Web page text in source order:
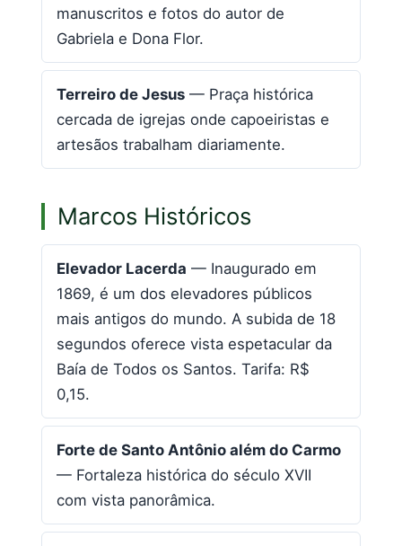
manuscritos e fotos do autor de
Gabriela e Dona Flor.
Terreiro de Jesus — Praça histórica
cercada de igrejas onde capoeiristas e
artesãos trabalham diariamente.
Marcos Históricos
Elevador Lacerda — Inaugurado em
1869, é um dos elevadores públicos
mais antigos do mundo. A subida de 18
segundos oferece vista espetacular da
Baía de Todos os Santos. Tarifa: R$
0,15.
Forte de Santo Antônio além do Carmo
— Fortaleza histórica do século XVII
com vista panorâmica.